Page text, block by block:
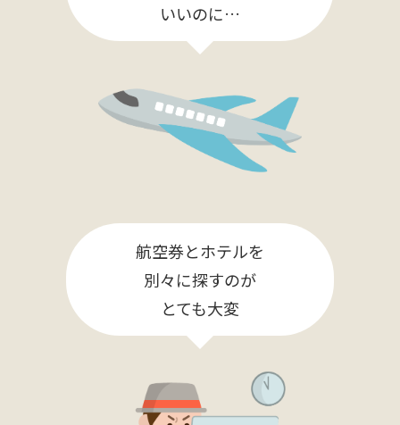
いいのに…
航空券とホテルを
別々に探すのが
とても大変